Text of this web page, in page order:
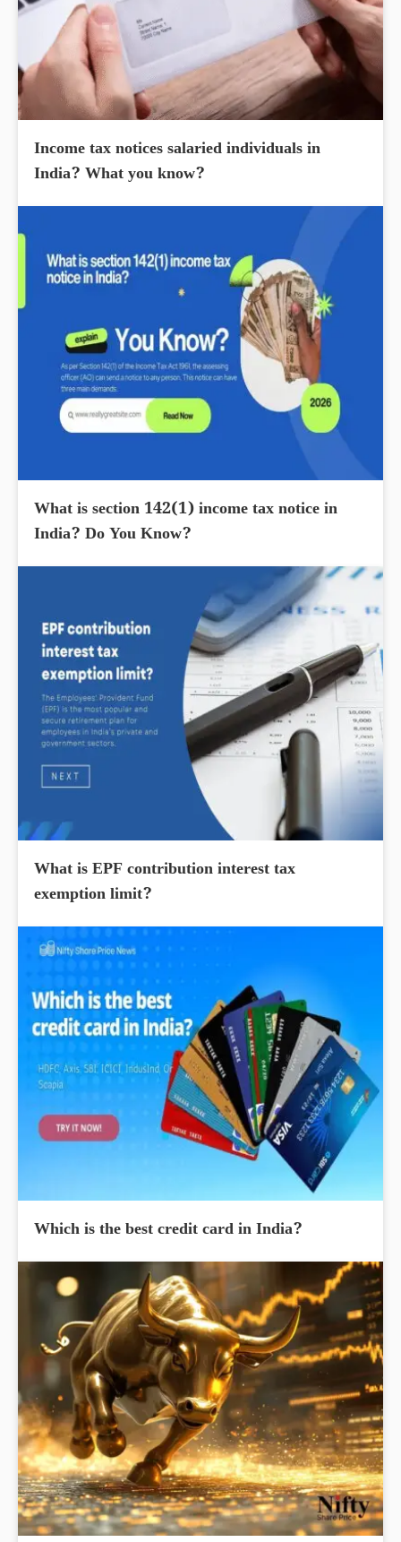
Income tax notices salaried individuals in
India? What you know?
What is section 142(1) income tax notice in
India? Do You Know?
What is EPF contribution interest tax
exemption limit?
Which is the best credit card in India?